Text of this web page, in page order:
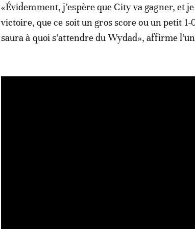
«Évidemment, j’espère que City va gagner, et
victoire, que ce soit un gros score ou un petit
saura à quoi s’attendre du Wydad», affirme